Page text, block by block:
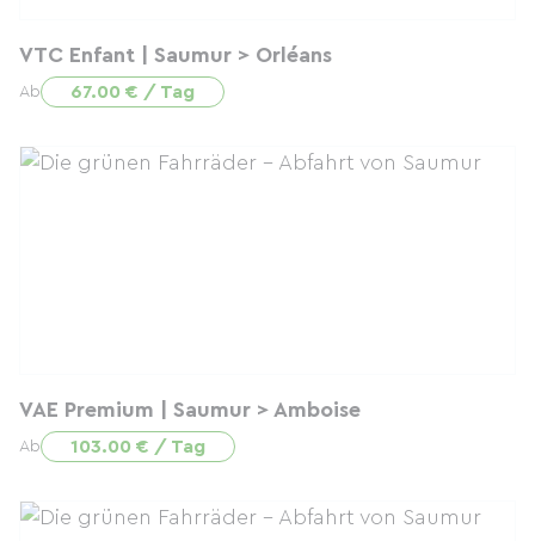
VTC Enfant | Saumur > Orléans
Ab 67.00 € / Tag
VAE Premium | Saumur > Amboise
Ab 103.00 € / Tag